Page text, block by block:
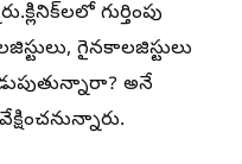
గుర్తింపు
గైనకాలజిస్టులు
అనే